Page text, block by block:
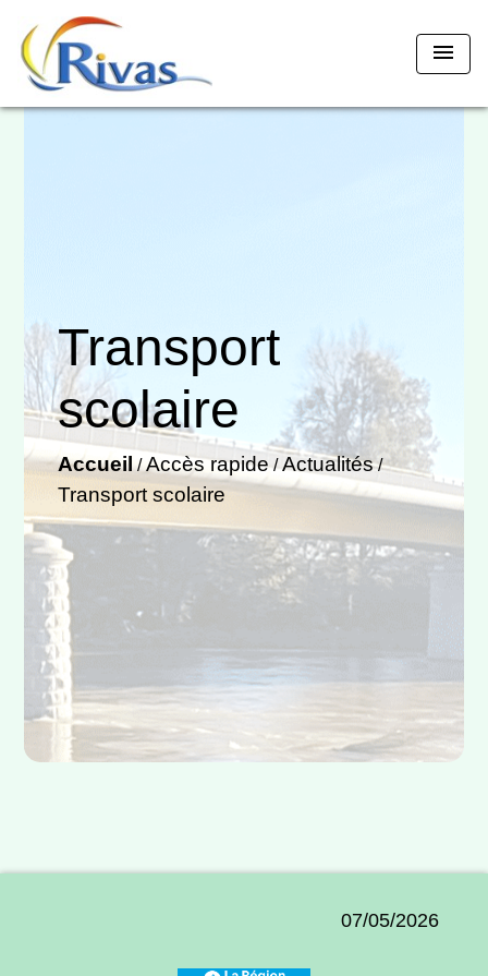
menu
Transport
scolaire
Accueil/Accès rapide/Actualités/
Transport scolaire
07/05/2026